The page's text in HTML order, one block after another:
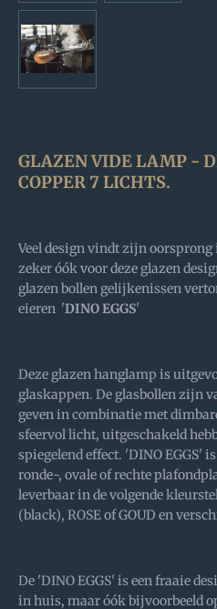
GLAZEN VIDE LAMP -
COPPER 7 LICHTS.
Veel design vindt zijn
zeker óók voor deze glazen
glazen bollen gelijkenissen
eieren 'DINO EGGS'
Deze glazen hanglamp is
glaskappen. De glasbollen zijn
geven in combinatie met
sfeervol licht, uitgeschakeld
spiegelend effect. 'DINO EGGS'
ronde-, ovale of rechte
leverbaar in de volgende
(black), ROSE of GOUD en
De 'DINO EGGS' is een fraaie
in huis, maar óók bijvoorbeeld